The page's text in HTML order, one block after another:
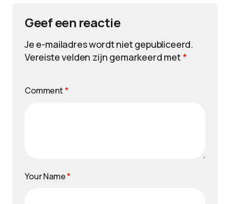
Geef een reactie
Je e-mailadres wordt niet gepubliceerd.
Vereiste velden zijn gemarkeerd met*
Comment *
Your Name*